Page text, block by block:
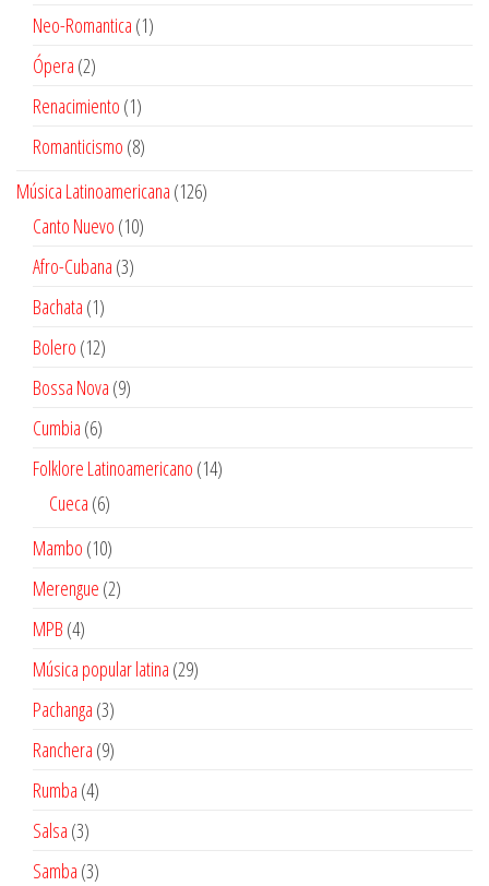
productos
Neo-Romantica 11
Ópera 22
productos
Renacimiento 11
producto
Romanticismo 88
Música Latinoamericana 126126
Canto Nuevo 1010
Afro-Cubana 33
Bachata 11
producto
Bolero 1212
productos
Bossa Nova 99
Cumbia 66
productos
Folklore Latinoamericano 1414
Cueca 66
Mambo 1010
productos
Merengue 22
MPB 44
productos
Música popular latina 2929
Pachanga 33
productos
Ranchera 99
Rumba 44
Salsa 33
productos
Samba 33